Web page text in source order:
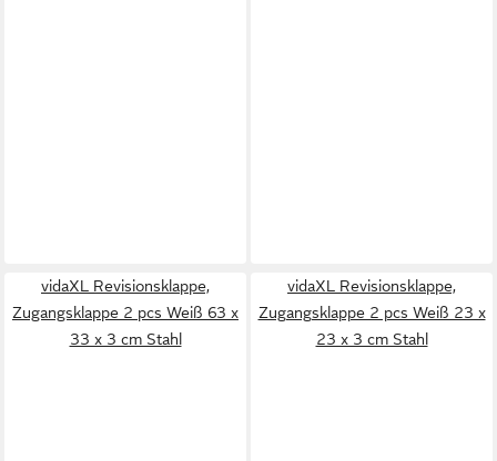
vidaXL Revisionsklappe,
Zugangsklappe 2 pcs Weiß 63 x
33 x 3 cm Stahl
vidaXL Revisionsklappe,
Zugangsklappe 2 pcs Weiß 23 x
23 x 3 cm Stahl